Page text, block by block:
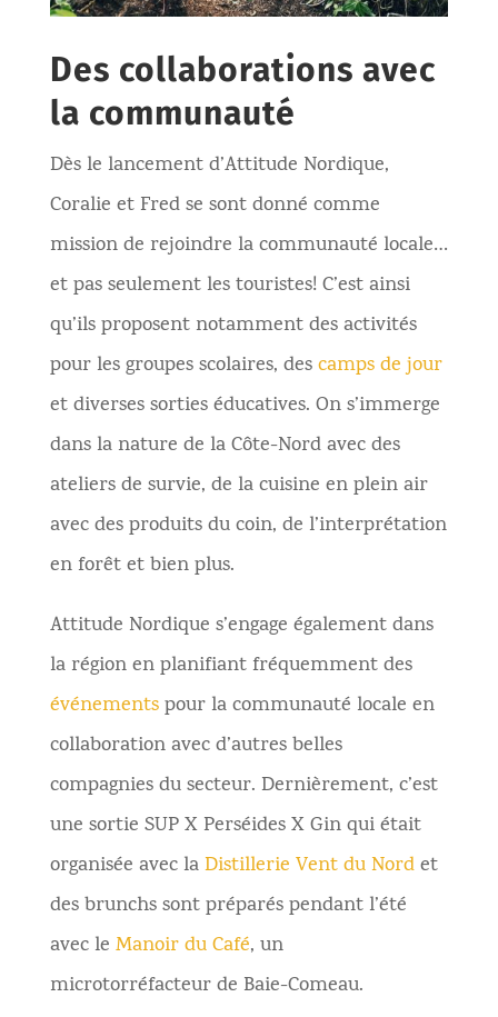
Des collaborations avec
la communauté
Dès le lancement d’Attitude Nordique,
Coralie et Fred se sont donné comme
mission de rejoindre la communauté locale…
et pas seulement les touristes! C’est ainsi
qu’ils proposent notamment des activités
pour les groupes scolaires, descamps de jour
et diverses sorties éducatives. On s’immerge
dans la nature de la Côte-Nord avec des
ateliers de survie, de la cuisine en plein air
avec des produits du coin, de l’interprétation
en forêt et bien plus.
Attitude Nordique s’engage également dans
la région en planifiant fréquemment des
événementspour la communauté locale en
collaboration avec d’autres belles
compagnies du secteur. Dernièrement, c’est
une sortie SUP X Perséides X Gin qui était
organisée avec laDistillerie Vent du Nordet
des brunchs sont préparés pendant l’été
avec le Manoir du Café, un
microtorréfacteur de Baie-Comeau.